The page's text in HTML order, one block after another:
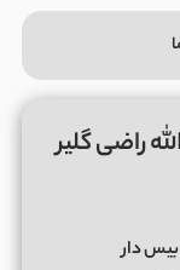
راضی گلیر
دار